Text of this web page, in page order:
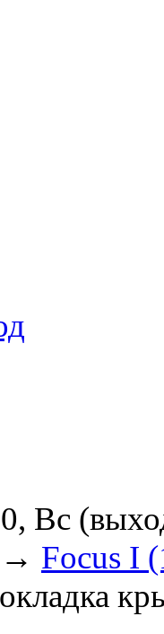
Вс
→ Focus I